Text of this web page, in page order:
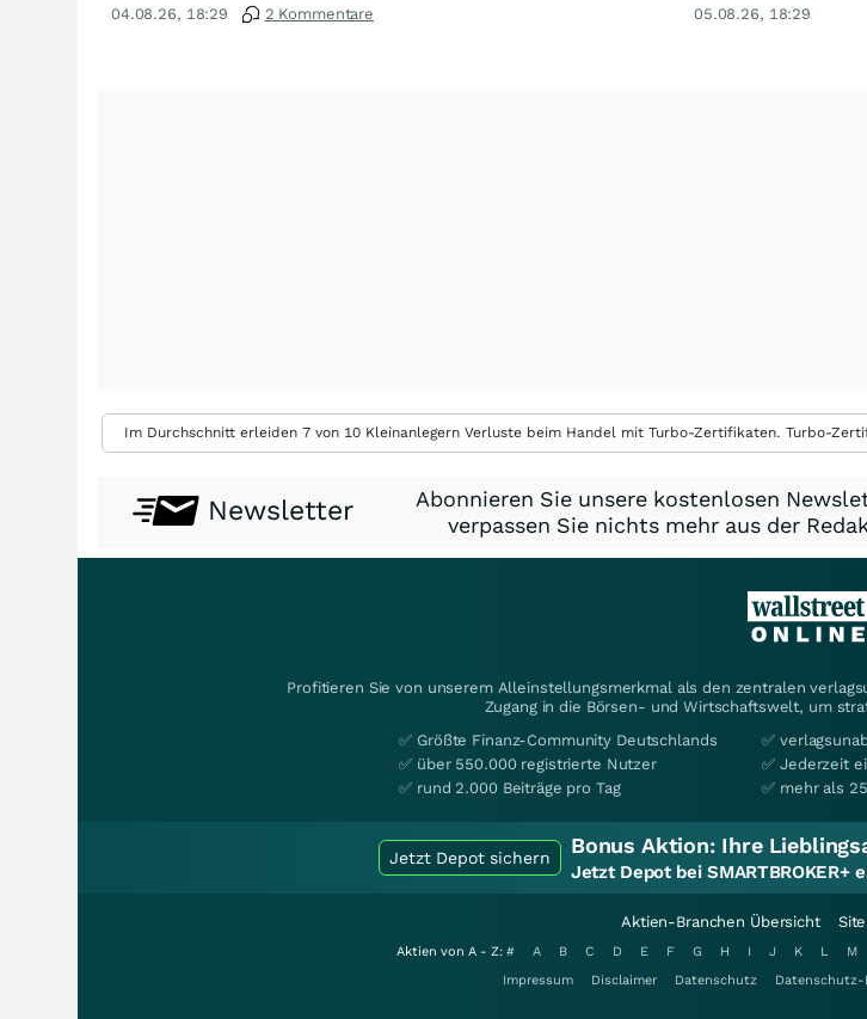
04.08.26, 18:29 2 Kommentare 05.08.26, 18:29
Im Durchschnitt erleiden 7 von 10 Kleinanlegern Verluste beim Handel mit Turbo-Zertifikaten. Turbo-
Newsletter
Abonnieren Sie unsere kostenlosen
verpassen Sie nichts mehr aus der
Profitieren Sie von unserem Alleinstellungsmerkmal als den zentralen
Zugang in die Börsen- und Wirtschaftswelt, um
✅ Größte Finanz-Community Deutschlands
✅ über 550.000 registrierte Nutzer
✅ rund 2.000 Beiträge pro Tag
✅
✅ Jederzeit
✅ mehr als
Jetzt Depot sichern Bonus Aktion: Ihre
Jetzt Depot bei
Aktien-Branchen Übersicht
Aktien von A - Z: # A B C D E F G H I J K L M
Impressum
Disclaimer Datenschutz Datenschutz-